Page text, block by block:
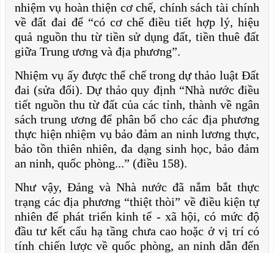
nhiệm vụ hoàn thiện cơ chế, chính sách tài chính
về đất đai để “có cơ chế điều tiết hợp lý, hiệu
quả nguồn thu từ tiền sử dụng đất, tiền thuê đất
giữa Trung ương và địa phương”.
Nhiệm vụ ấy được thể chế trong dự thảo luật Đất
đai (sửa đổi). Dự thảo quy định “Nhà nước điều
tiết nguồn thu từ đất của các tỉnh, thành về ngân
sách trung ương để phân bổ cho các địa phương
thực hiện nhiệm vụ bảo đảm an ninh lương thực,
bảo tồn thiên nhiên, đa dạng sinh học, bảo đảm
an ninh, quốc phòng...” (điều 158).
Như vậy, Đảng và Nhà nước đã nắm bắt thực
trạng các địa phương “thiệt thòi” về điều kiện tự
nhiên để phát triển kinh tế - xã hội, có mức độ
đầu tư kết cấu hạ tầng chưa cao hoặc ở vị trí có
tính chiến lược về quốc phòng, an ninh dẫn đến